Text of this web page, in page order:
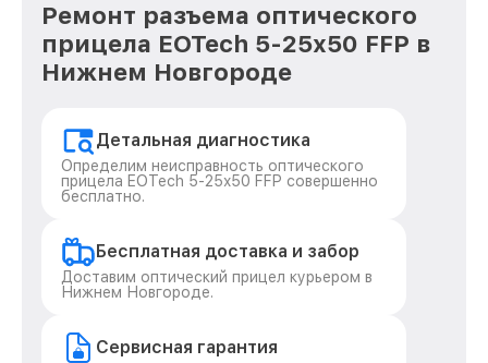
Ремонт разъема оптического
прицела EOTech 5-25x50 FFP в
Нижнем Новгороде
Детальная диагностика
Определим неисправность оптического
прицела EOTech 5-25x50 FFP совершенно
бесплатно.
Бесплатная доставка и забор
Доставим оптический прицел курьером в
Нижнем Новгороде.
Сервисная гарантия